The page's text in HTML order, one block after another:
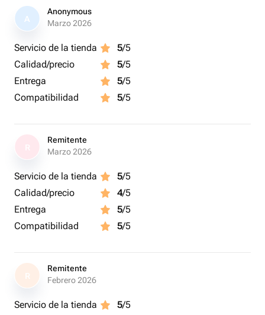
A
Anonymous
Marzo 2026
Servicio de la tienda 5/5
Calidad/precio
5/5
Entrega
5/5
Compatibilidad
5/5
Remitente
Marzo 2026
Servicio de la tienda 5/5
Calidad/precio
4/5
Entrega
5/5
Compatibilidad
5/5
R
Remitente
Febrero 2026
Servicio de la tienda 5/5